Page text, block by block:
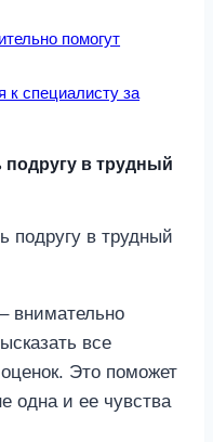
помогут
к специалисту за
подругу в трудный
внимательно
все
Это поможет
одна и ее чувства